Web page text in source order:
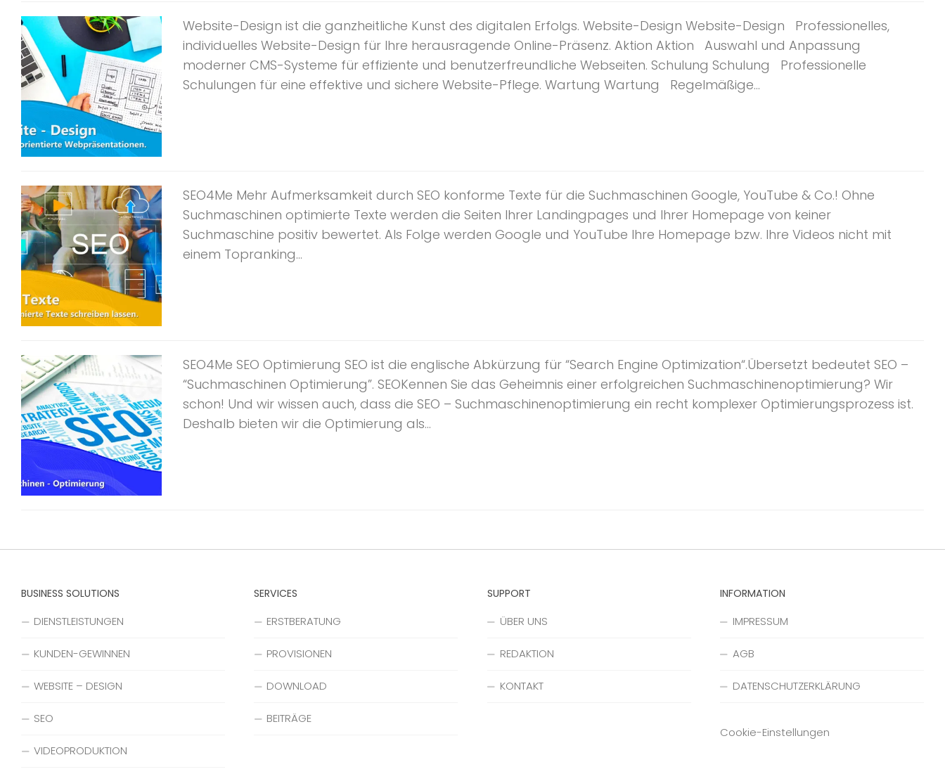
Website-Design ist die ganzheitliche Kunst des digitalen Erfolgs. Website-Design Website-Design Professionelles,
individuelles Website-Design für Ihre herausragende Online-Präsenz. Aktion Aktion Auswahl und Anpassung
moderner CMS-Systeme für effiziente und benutzerfreundliche Webseiten. Schulung Schulung Professionelle
Schulungen für eine effektive und sichere Website-Pflege. Wartung Wartung Regelmäßige...
SEO4Me Mehr Aufmerksamkeit durch SEO konforme Texte für die Suchmaschinen Google, YouTube & Co.! Ohne
Suchmaschinen optimierte Texte werden die Seiten Ihrer Landingpages und Ihrer Homepage von keiner
Suchmaschine positiv bewertet. Als Folge werden Google und YouTube Ihre Homepage bzw. Ihre Videos nicht mit
einem Topranking...
SEO4Me SEO Optimierung SEO ist die englische Abkürzung für “Search Engine Optimization“.Übersetzt bedeutet SEO –
“Suchmaschinen Optimierung”. SEOKennen Sie das Geheimnis einer erfolgreichen Suchmaschinenoptimierung? Wir
schon! Und wir wissen auch, dass die SEO – Suchmaschinenoptimierung ein recht komplexer Optimierungsprozess ist.
Deshalb bieten wir die Optimierung als...
BUSINESS SOLUTIONS
DIENSTLEISTUNGEN
KUNDEN-GEWINNEN
WEBSITE – DESIGN
SEO
VIDEOPRODUKTION
SERVICES
ERSTBERATUNG
PROVISIONEN
DOWNLOAD
BEITRÄGE
SUPPORT
ÜBER UNS
REDAKTION
KONTAKT
INFORMATION
IMPRESSUM
AGB
DATENSCHUTZERKLÄRUNG
Cookie-Einstellungen